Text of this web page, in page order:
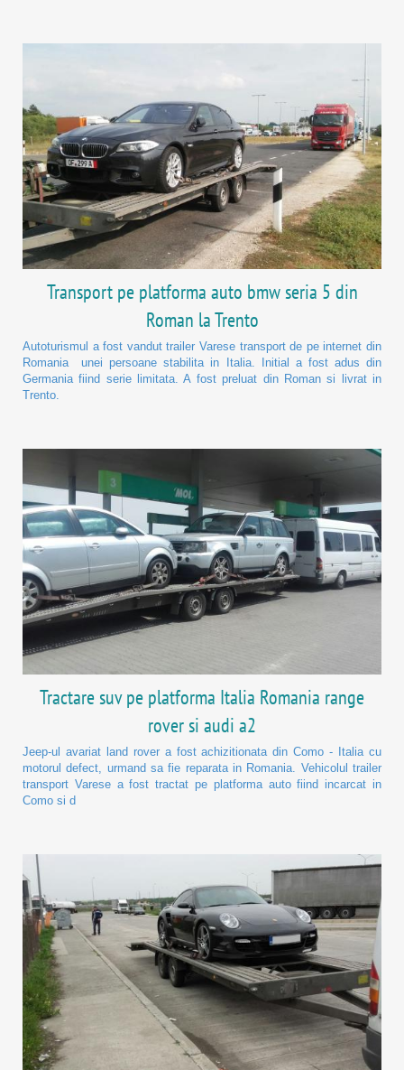
Transport pe platforma auto bmw seria 5 din
Roman la Trento
Autoturismul a fost vandut trailer Varese transport de pe internet din
Romania unei persoane stabilita in Italia. Initial a fost adus din
Germania fiind serie limitata. A fost preluat din Roman si livrat in
Trento.
Tractare suv pe platforma Italia Romania range
rover si audi a2
Jeep-ul avariat land rover a fost achizitionata din Como - Italia cu
motorul defect, urmand sa fie reparata in Romania. Vehicolul trailer
transport Varese a fost tractat pe platforma auto fiind incarcat in
Como si d